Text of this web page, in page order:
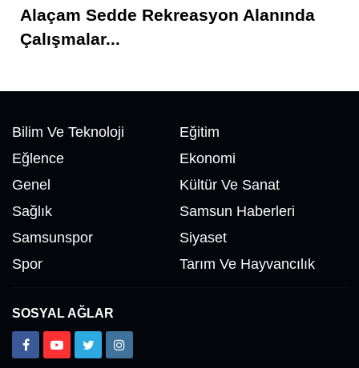
Alaçam Sedde Rekreasyon Alanında
Çalışmalar...
Bilim Ve Teknoloji
Eğitim
Eğlence
Ekonomi
Genel
Kültür Ve Sanat
Sağlık
Samsun Haberleri
Samsunspor
Siyaset
Spor
Tarım Ve Hayvancılık
SOSYAL AĞLAR